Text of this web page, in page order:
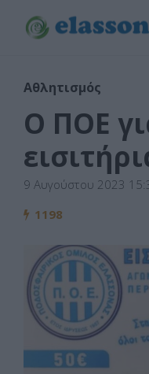
Αθλητισμός
Ο ΠΟΕ
9 Αυγούστου 2023
1198